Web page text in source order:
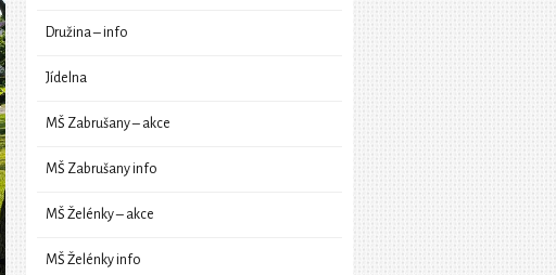
Družina – info
Jídelna
MŠ Zabrušany – akce
MŠ Zabrušany info
MŠ Želénky – akce
MŠ Želénky info